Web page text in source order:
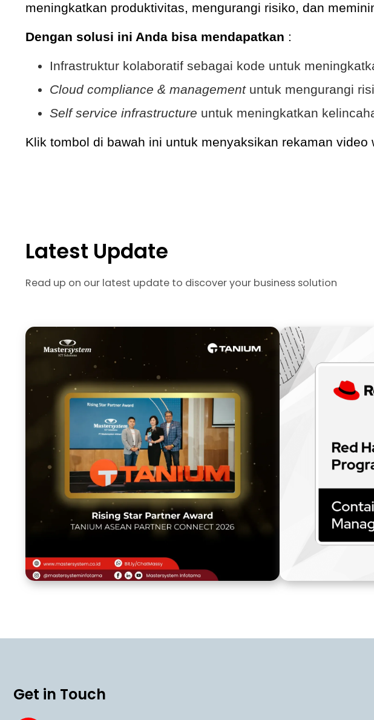
meningkatkan produktivitas, mengurangi risiko, dan
Dengan solusi ini Anda bisa mendapatkan :
Infrastruktur kolaboratif sebagai kode untuk
Cloud compliance & managementuntuk mengurangi
Self service infrastructure untuk meningkatkan
Klik tombol di bawah ini untuk menyaksikan rekaman
Latest Update
Read up on our latest update to discover your business solution
Get in Touch